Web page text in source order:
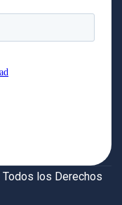
Todos los Derechos